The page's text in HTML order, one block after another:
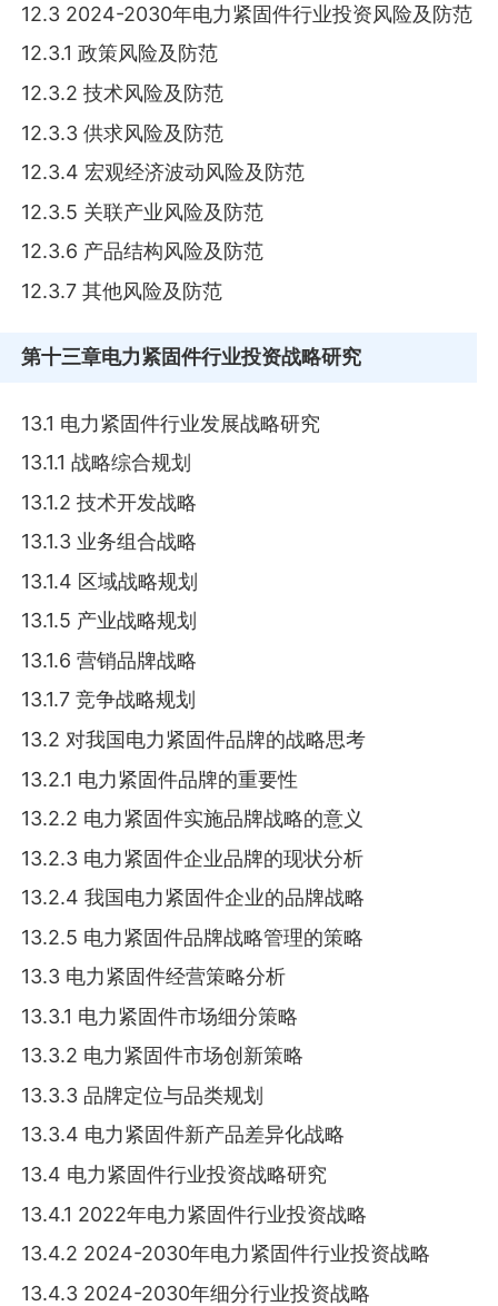
12.3 2024-2030年电力紧固件行业投资风险及防范
12.3.1 政策风险及防范
12.3.2 技术风险及防范
12.3.3 供求风险及防范
12.3.4 宏观经济波动风险及防范
12.3.5 关联产业风险及防范
12.3.6 产品结构风险及防范
12.3.7 其他风险及防范
第十三章电力紧固件行业投资战略研究
13.1 电力紧固件行业发展战略研究
13.1.1 战略综合规划
13.1.2 技术开发战略
13.1.3 业务组合战略
13.1.4 区域战略规划
13.1.5 产业战略规划
13.1.6 营销品牌战略
13.1.7 竞争战略规划
13.2 对我国电力紧固件品牌的战略思考
13.2.1 电力紧固件品牌的重要性
13.2.2 电力紧固件实施品牌战略的意义
13.2.3 电力紧固件企业品牌的现状分析
13.2.4 我国电力紧固件企业的品牌战略
13.2.5 电力紧固件品牌战略管理的策略
13.3 电力紧固件经营策略分析
13.3.1 电力紧固件市场细分策略
13.3.2 电力紧固件市场创新策略
13.3.3 品牌定位与品类规划
13.3.4 电力紧固件新产品差异化战略
13.4 电力紧固件行业投资战略研究
13.4.1 2022年电力紧固件行业投资战略
13.4.2 2024-2030年电力紧固件行业投资战略
13.4.3 2024-2030年细分行业投资战略